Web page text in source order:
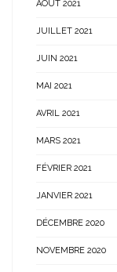
AOÛT 2021
JUILLET 2021
JUIN 2021
MAI 2021
AVRIL 2021
MARS 2021
FÉVRIER 2021
JANVIER 2021
DÉCEMBRE 2020
NOVEMBRE 2020